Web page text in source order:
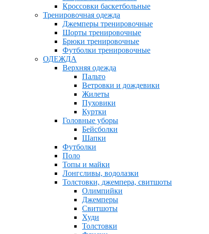
Кроссовки баскетбольные
Тренировочная одежда
Джемперы тренировочные
Шорты тренировочные
Брюки тренировочные
Футболки тренировочные
ОДЕЖДА
Верхняя одежда
Пальто
Ветровки и дождевики
Жилеты
Пуховики
Куртки
Головные уборы
Бейсболки
Шапки
Футболки
Поло
Топы и майки
Лонгсливы, водолазки
Толстовки, джемпера, свитшоты
Олимпийки
Джемперы
Свитшоты
Худи
Толстовки